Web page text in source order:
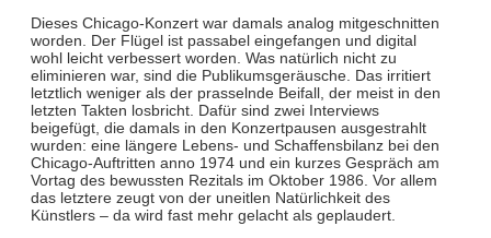
Dieses Chicago-Konzert war damals analog mitgeschnitten
worden. Der Flügel ist passabel eingefangen und digital
wohl leicht verbessert worden. Was natürlich nicht zu
eliminieren war, sind die Publikumsgeräusche. Das irritiert
letztlich weniger als der prasselnde Beifall, der meist in den
letzten Takten losbricht. Dafür sind zwei Interviews
beigefügt, die damals in den Konzertpausen ausgestrahlt
wurden: eine längere Lebens- und Schaffensbilanz bei den
Chicago-Auftritten anno 1974 und ein kurzes Gespräch am
Vortag des bewussten Rezitals im Oktober 1986. Vor allem
das letztere zeugt von der uneitlen Natürlichkeit des
Künstlers – da wird fast mehr gelacht als geplaudert.